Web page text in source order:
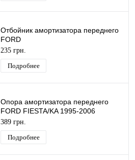
Отбойник амортизатора переднего
FORD
ESCORT/ORION/FIESTA/SIERRA
1982-2001 MEKSAN
235 грн.
Подробнее
Опора амортизатора переднего
FORD FIESTA/KA 1995-2006
MEKSAN
389 грн.
Подробнее